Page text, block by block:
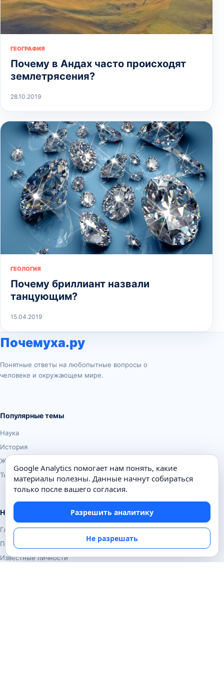
ГЕОГРАФИЯ
Почему в Андах часто происходят
землетрясения?
28.10.2019
ГЕОЛОГИЯ
Почему бриллиант назвали
танцующим?
15.04.2019
Почемуха.ру
Понятные ответы на любопытные вопросы о
человеке и окружающем мире.
Популярные темы
Наука
История
Животные
Техника
Навигация
Главная
Поиск
Известные личности
Google Analytics помогает нам понять, какие
материалы полезны. Данные начнут собираться
только после вашего согласия.
Разрешить аналитику
Не разрешать